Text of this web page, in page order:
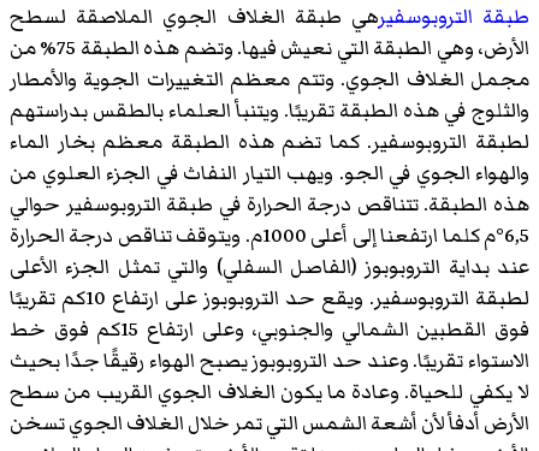
طبقة التروبوسفيرهي طبقة الغلاف الجوي الملاصقة لسطح
الأرض، وهي الطبقة التي نعيش فيها. وتضم هذه الطبقة 75% من
مجمل الغلاف الجوي. وتتم معظم التغييرات الجوية والأمطار
والثلوج في هذه الطبقة تقريبًا. ويتنبأ العلماء بالطقس بدراستهم
لطبقة التروبوسفير. كما تضم هذه الطبقة معظم بخار الماء
والهواء الجوي في الجو. ويهب التيار النفاث في الجزء العلوي من
هذه الطبقة. تتناقص درجة الحرارة في طبقة التروبوسفير حوالي
6,5°م كلما ارتفعنا إلى أعلى 1000م. ويتوقف تناقص درجة الحرارة
عند بداية التروبوبوز (الفاصل السفلي) والتي تمثل الجزء الأعلى
لطبقة التروبوسفير. ويقع حد التروبوبوز على ارتفاع 10كم تقريبًا
فوق القطبين الشمالي والجنوبي، وعلى ارتفاع 15كم فوق خط
الاستواء تقريبًا. وعند حد التروبوبوز يصبح الهواء رقيقًا جدًا بحيث
لا يكفي للحياة. وعادة ما يكون الغلاف الجوي القريب من سطح
الأرض أدفأ لأن أشعة الشمس التي تمر خلال الغلاف الجوي تسخن